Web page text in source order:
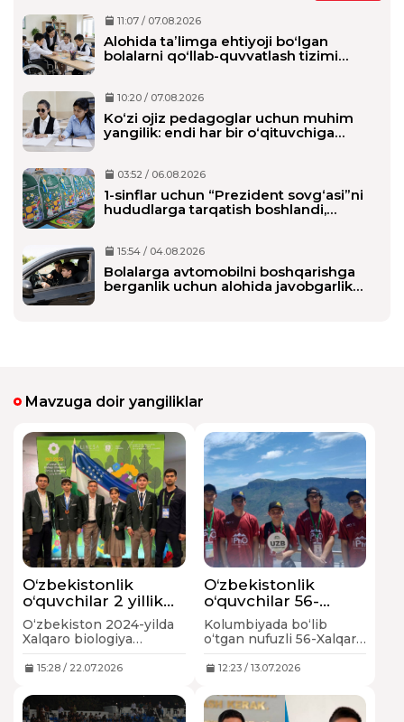
11:07 / 07.08.2026
Alohida taʼlimga ehtiyoji boʻlgan
bolalarni qoʻllab-quvvatlash tizimi
10:20 / 07.08.2026
Ko‘zi ojiz pedagoglar uchun muhim
yangilik: endi har bir o‘qituvchiga
03:52 / 06.08.2026
1-sinflar uchun “Prezident sovg‘asi”ni
hududlarga tarqatish boshlandi,
15:54 / 04.08.2026
Bolalarga avtomobilni boshqarishga
berganlik uchun alohida javobgarlik
Mavzuga doir yangiliklar
O‘zbekistonlik
o‘quvchilar 2 yillik
tanaffusdan so‘ng
Xalqaro biologiya
olimpiadasida 3 ta
medalni qo‘lga
O‘zbekiston 2024-yilda
Xalqaro biologiya
akademik halollik
sababli chetlashtirilgandi,
2026-yildan esa mazkur
15:28 / 22.07.2026
O‘zbekistonlik
o‘quvchilar 56-
Xalqaro fizika
olimpiadasida 4 ta
medalni qo‘lga
kiritdi
Kolumbiyada bo‘lib
o‘tgan nufuzli 56-Xalqaro
(IPhO 2026) qatnashgan
birinchi martda 2 ta
kumush va 2 ta bronza
12:23 / 13.07.2026